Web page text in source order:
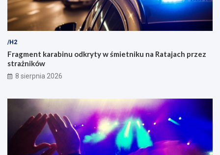
/H2
Fragment karabinu odkryty w śmietniku na Ratajach przez
strażników
8 sierpnia 2026